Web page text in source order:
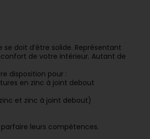
doit d’être solide. Représentant
de votre intérieur. Autant de
disposition pour :
en zinc à joint debout
et zinc à joint debout)
leurs compétences.